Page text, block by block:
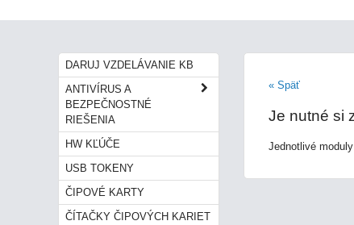
« Späť
Je nutné si
Jednotlivé
DARUJ VZDELÁVANIE KB
ANTIVÍRUS A
BEZPEČNOSTNÉ
RIEŠENIA
HW KĽÚČE
USB TOKENY
ČIPOVÉ KARTY
ČÍTAČKY ČIPOVÝCH KARIET